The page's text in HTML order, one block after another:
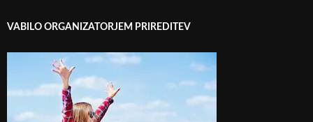
VABILO ORGANIZATORJEM PRIREDITEV